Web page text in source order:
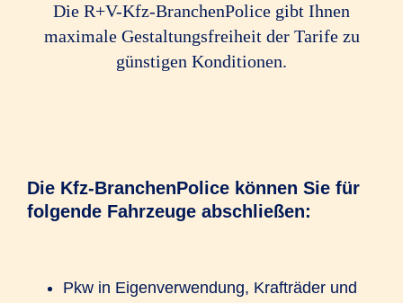
Die R+V-Kfz-BranchenPolice gibt Ihnen
maximale Gestaltungsfreiheit der Tarife zu
günstigen Konditionen.
Die Kfz-BranchenPolice können Sie für
folgende Fahrzeuge abschließen:
Pkw in Eigenverwendung, Krafträder und